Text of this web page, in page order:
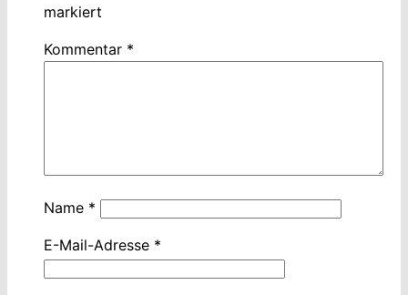
markiert
Kommentar *
Name *
E-Mail-Adresse *